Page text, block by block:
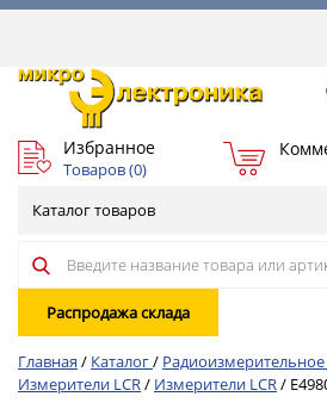
Избранное
Товаров (0)
Каталог товаров
Распродажа склада
Главная / Каталог/
Измерители LCR/ Измерители LCR/